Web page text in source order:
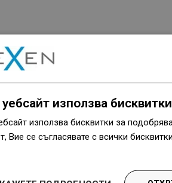
използва бисквитки
използва бисквитки за
Вие се съгласявате с всички